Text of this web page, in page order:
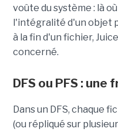
voûte du système : là
l'intégralité d'un objet
à la fin d'un fichier,
concerné.
DFS ou PFS :
Dans un DFS, chaque
(ou répliqué sur